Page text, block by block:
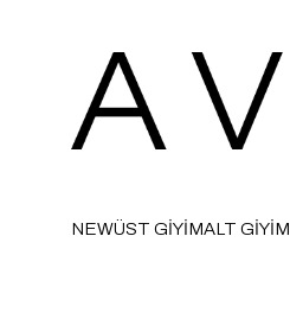
NEWÜST GİYİMALT GİYİM